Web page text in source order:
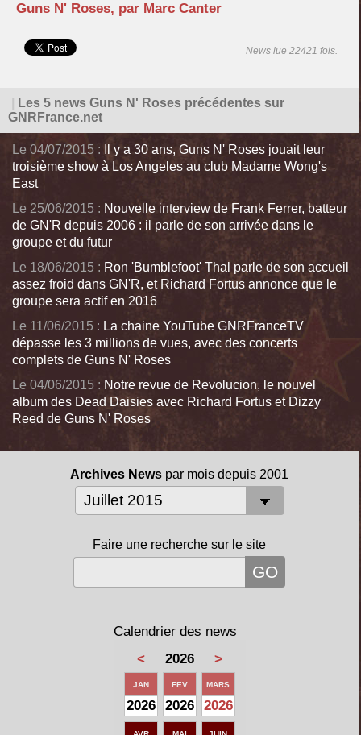
Guns N' Roses, par Marc Canter
News lue 22421 fois.
Les 5 news Guns N' Roses précédentes sur
GNRFrance.net
Le 04/07/2015 :
Il y a 30 ans, Guns N' Roses jouait leur
troisième show à Los Angeles au club Madame Wong's
East
Le 25/06/2015 : Nouvelle interview de Frank Ferrer, batteur
de GN'R depuis 2006 : il parle de son arrivée dans le
groupe et du futur
Le 18/06/2015 : Ron 'Bumblefoot' Thal parle de son accueil
assez froid dans GN'R, et Richard Fortus annonce que le
groupe sera actif en 2016
Le 11/06/2015 : La chaine YouTube GNRFranceTV
dépasse les 3 millions de vues, avec des concerts
complets de Guns N' Roses
Le 04/06/2015 : Notre revue de Revolucion, le nouvel
album des Dead Daisies avec Richard Fortus et Dizzy
Reed de Guns N' Roses
Archives News par mois depuis 2001
Faire une recherche sur le site
Calendrier des news
<
2026 >
JAN
2026
FEV
2026
MARS
2026